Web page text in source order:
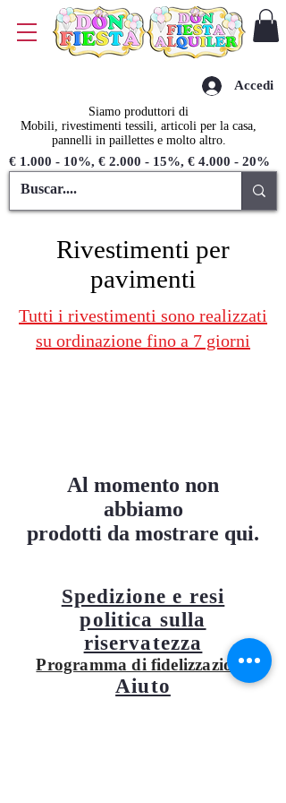
Siamo produttori di
Mobili, rivestimenti tessili, articoli per la casa,
pannelli in paillettes e molto altro.
€ 1.000 - 10%, € 2.000 - 15%, € 4.000 - 20%
Accedi
Rivestimenti per
pavimenti
Tutti i rivestimenti sono realizzati
su ordinazione fino a 7 giorni
Al momento non
abbiamo
prodotti da mostrare qui.
Spedizione e resi
politica sulla
riservatezza
Programma di fidelizzazione
Aiuto